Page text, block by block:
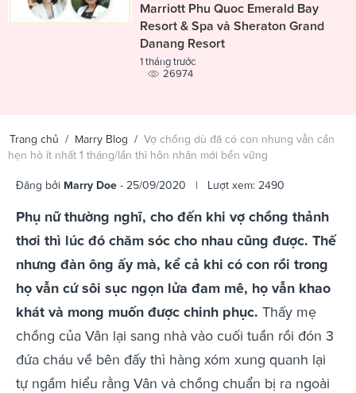
Marriott Phu Quoc Emerald Bay
Resort & Spa và Sheraton Grand
Danang Resort
1 tháng trước
26974
Trang chủ / Marry Blog / Vợ chồng dù đã có con nhưng vẫn cần
hẹn hò ít nhất 1 tháng/lần thì hôn nhân mới bền vững
Đăng bởi Marry Doe - 25/09/2020 | Lượt xem: 2490
Phụ nữ thường nghĩ, cho đến khi vợ chồng thảnh
thơi thì lúc đó chăm sóc cho nhau cũng được. Thế
nhưng đàn ông ấy mà, kể cả khi có con rồi trong
họ vẫn cứ sôi sục ngọn lửa đam mê, họ vẫn khao
khát và mong muốn được chinh phục. Thấy mẹ
chồng của Vân lại sang nhà vào cuối tuần rồi đón 3
đứa cháu về bên đấy thì hàng xóm xung quanh lại
tự ngầm hiểu rằng Vân và chồng chuẩn bị ra ngoài